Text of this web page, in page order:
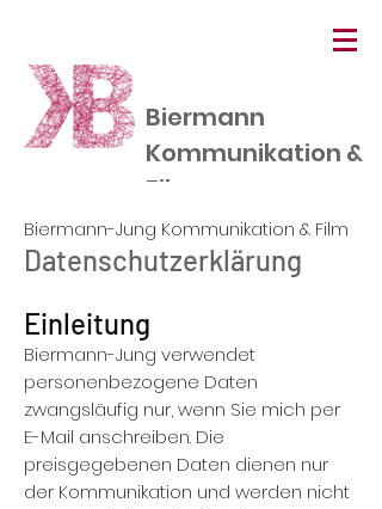
Biermann
Kommunikation &
Film
Biermann-Jung Kommunikation & Film
Datenschutzerklärung
Einleitung
Biermann-Jung verwendet
personenbezogene Daten
zwangsläufig nur, wenn Sie mich per
E-Mail anschreiben. Die
preisgegebenen Daten dienen nur
der Kommunikation und werden nicht